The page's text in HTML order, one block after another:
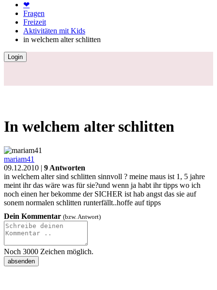
❤
Fragen
Freizeit
Aktivitäten mit Kids
in welchem alter schlitten
Login
In welchem alter schlitten
mariam41
09.12.2010 | 9 Antworten
in welchem alter sind schlitten sinnvoll ? meine maus ist 1, 5 jahre
meint ihr das wäre was für sie?und wenn ja habt ihr tipps wo ich
noch einen her bekomme der SICHER ist hab angst das sie auf
sonem normalen schlitten runterfällt..hoffe auf tipps
Dein Kommentar (bzw. Antwort)
Noch 3000 Zeichen möglich.